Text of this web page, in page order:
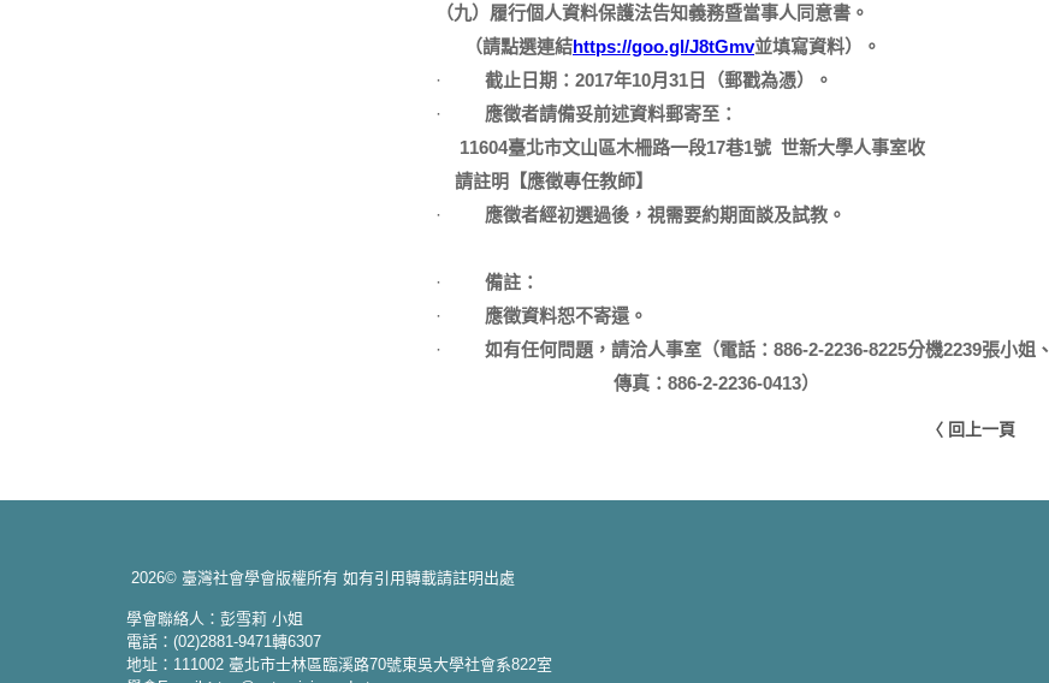
（九）履行個人資料保護法告知義務暨當事人同意書。
（請點選連結https://goo.gl/J8tGmv並填寫資料）。
· 截止日期： 2017年10月 31 日
（郵戳為憑）。
· 應徵者請備妥前述資料郵寄至：
11604臺北市文山區木柵路一段17巷1號 世新大學人事室收
請註明【應徵專任教師】
· 應徵者經初選過後，視需要約期面談及試教。
· 備註：
· 應徵資料恕不寄還。
· 如有任何問題，請洽人事室（電話： 886-2-2236-8225分機2239張小姐、
傳真： 886-2-2236-0413）
〈 回上一頁
2026© 臺灣社會學會版權所有 如有引用轉載請註明出處
學會聯絡人：彭雪莉 小姐
電話：(02)2881-9471轉6307
地址：111002 臺北市士林區臨溪路70號東吳大學社會系822室